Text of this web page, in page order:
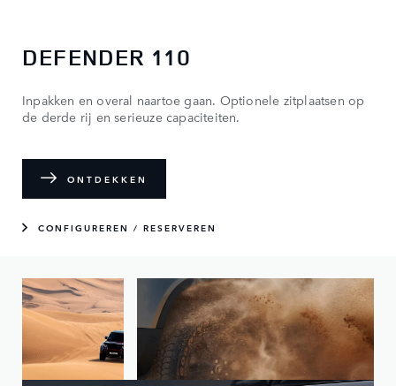
DEFENDER 110
Inpakken en overal naartoe gaan. Optionele zitplaatsen op
de derde rij en serieuze capaciteiten.
ONTDEKKEN
CONFIGUREREN / RESERVEREN